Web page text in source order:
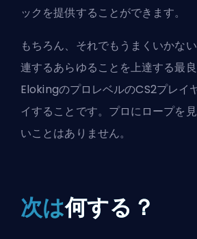
ックを提供することができます。
もちろん、それでもうまくいかな
連するあらゆることを上達する最良
ElokingのプロレベルのCS2プレイ
イすることです。プロにロープを
いことはありません。
次は何する？